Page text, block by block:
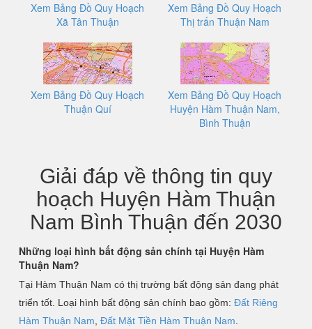
Xem Bảng Đồ Quy Hoạch
Xã Tân Thuận
Xem Bảng Đồ Quy Hoạch
Thị trấn Thuận Nam
Xem Bảng Đồ Quy Hoạch
Thuận Quí
Xem Bảng Đồ Quy Hoạch
Huyện Hàm Thuận Nam,
Bình Thuận
Giải đáp về thông tin quy
hoạch Huyện Hàm Thuận
Nam Bình Thuận đến 2030
Những loại hình bất động sản chính tại Huyện Hàm
Thuận Nam?
Tại Hàm Thuận Nam có thị trường bất động sản đang phát
triển tốt. Loại hình bất động sản chính bao gồm: Đất Riêng
Hàm Thuận Nam Đất Mặt Tiền Hàm Thuận Nam